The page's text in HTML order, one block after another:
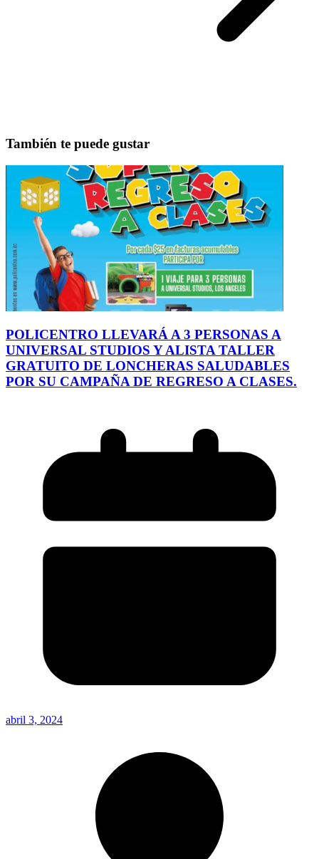
También te puede gustar
POLICENTRO LLEVARÁ A 3 PERSONAS A
UNIVERSAL STUDIOS Y ALISTA TALLER
GRATUITO DE LONCHERAS SALUDABLES
POR SU CAMPAÑA DE REGRESO A CLASES.
abril 3, 2024